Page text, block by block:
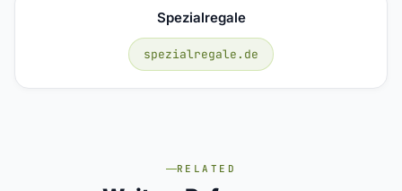
Spezialregale
spezialregale.de
RELATED